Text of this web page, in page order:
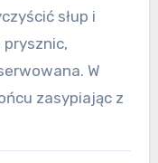
słup i
W
zasypiając z